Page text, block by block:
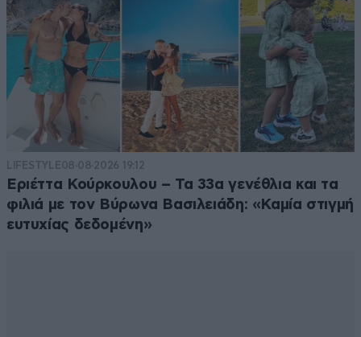
LIFESTYLE08·08·2026 19:12
Εριέττα Κούρκουλου – Τα 33α γενέθλια και τα
φιλιά με τον Βύρωνα Βασιλειάδη: «Καμία στιγμή
ευτυχίας δεδομένη»